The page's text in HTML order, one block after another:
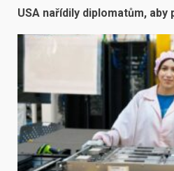
USA nařídily diplomatům,